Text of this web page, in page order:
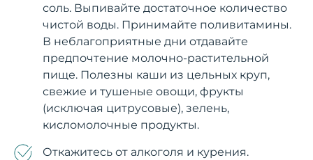
соль. Выпивайте достаточное количество
чистой воды. Принимайте поливитамины.
В неблагоприятные дни отдавайте
предпочтение молочно-растительной
пище. Полезны каши из цельных круп,
свежие и тушеные овощи, фрукты
(исключая цитрусовые), зелень,
кисломолочные продукты.
Откажитесь от алкоголя и курения.